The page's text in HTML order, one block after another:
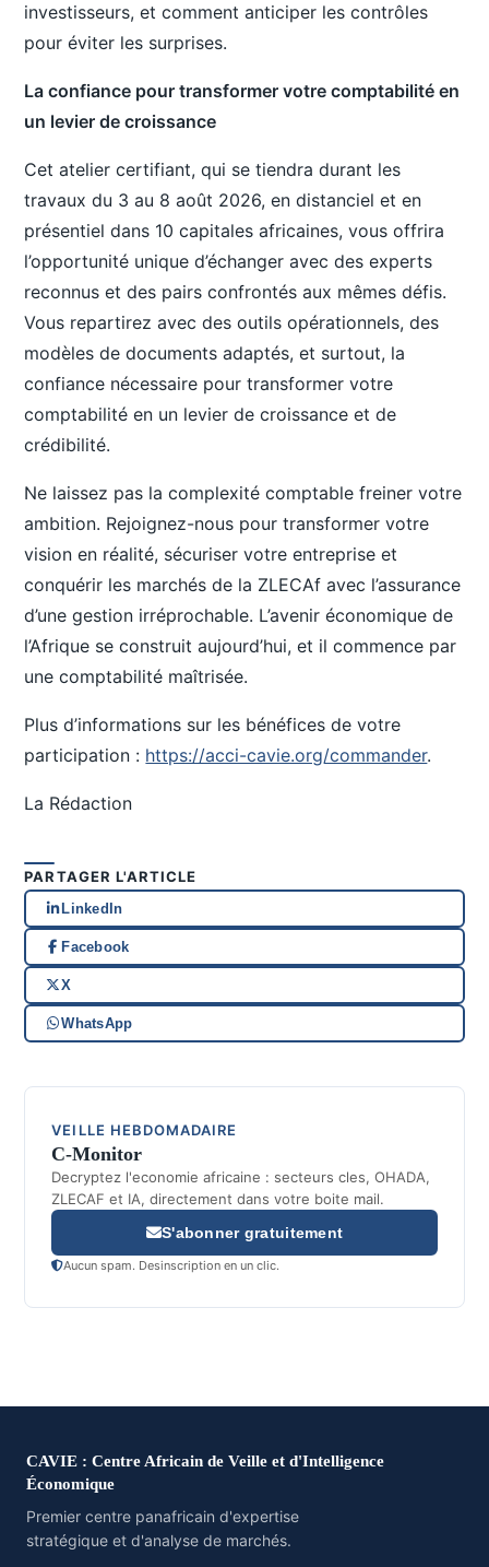
investisseurs, et comment anticiper les contrôles
pour éviter les surprises.
La confiance pour transformer votre comptabilité en
un levier de croissance
Cet atelier certifiant, qui se tiendra durant les
travaux du 3 au 8 août 2026, en distanciel et en
présentiel dans 10 capitales africaines, vous offrira
l’opportunité unique d’échanger avec des experts
reconnus et des pairs confrontés aux mêmes défis.
Vous repartirez avec des outils opérationnels, des
modèles de documents adaptés, et surtout, la
confiance nécessaire pour transformer votre
comptabilité en un levier de croissance et de
crédibilité.
Ne laissez pas la complexité comptable freiner votre
ambition. Rejoignez-nous pour transformer votre
vision en réalité, sécuriser votre entreprise et
conquérir les marchés de la ZLECAf avec l’assurance
d’une gestion irréprochable. L’avenir économique de
l’Afrique se construit aujourd’hui, et il commence par
une comptabilité maîtrisée.
Plus d’informations sur les bénéfices de votre
participation : https://acci-cavie.org/commander.
La Rédaction
PARTAGER L'ARTICLE
LinkedIn
Facebook
X
WhatsApp
VEILLE HEBDOMADAIRE
C-Monitor
Decryptez l'economie africaine : secteurs cles, OHADA,
ZLECAF et IA, directement dans votre boite mail.
S'abonner gratuitement
Aucun spam. Desinscription en un clic.
CAVIE : Centre Africain de Veille et d'Intelligence
Économique
Premier centre panafricain d'expertise
stratégique et d'analyse de marchés.